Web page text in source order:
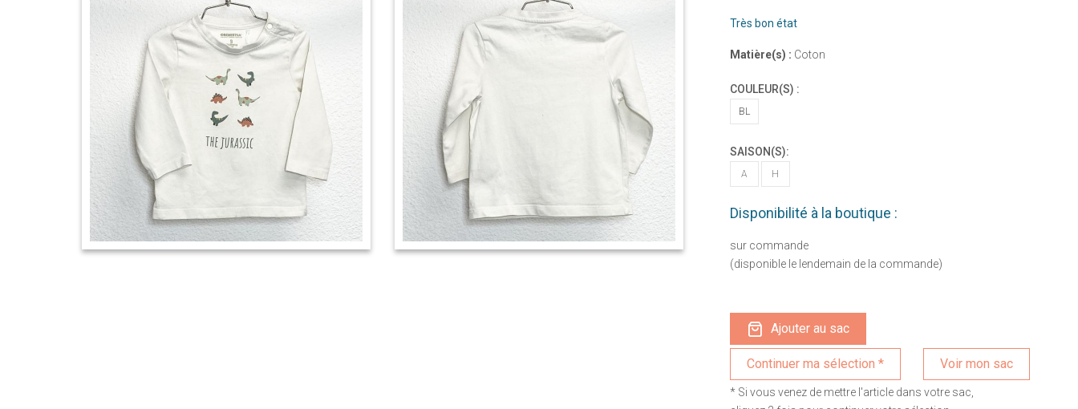
Très bon état
Matière(s) : Coton
COULEUR(S) :
BL
SAISON(S):
A H
Disponibilité à la boutique :
sur commande
(disponible le lendemain de la commande)
Ajouter au sac
Voir mon sac
* Si vous venez de mettre l'article dans votre sac,